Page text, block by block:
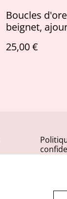
Boucles
beignet,
25,00 €